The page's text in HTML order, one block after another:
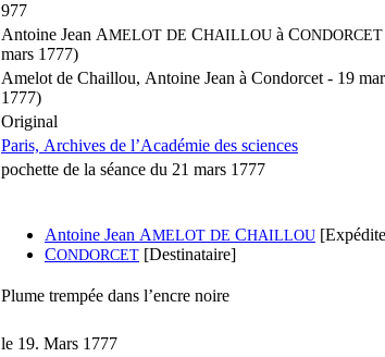
977
Antoine Jean AMELOT DE CHAILLOU à CONDORCET
mars 1777)
Amelot de Chaillou, Antoine Jean à Condorcet - 19
1777)
Original
Paris, Archives de l’Académie des sciences
pochette de la séance du 21 mars 1777
Antoine Jean AMELOT DE CHAILLOU
CONDORCET [Destinataire]
Plume trempée dans l’encre noire
le 19. Mars 1777